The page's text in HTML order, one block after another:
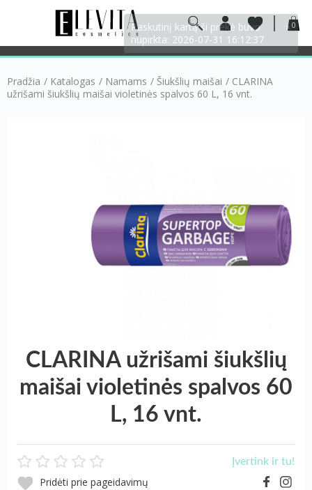
0
Pradžia / Katalogas / Namams / Šiukšlių maišai / CLARINA
užrišami šiukšlių maišai violetinės spalvos 60 L, 16 vnt.
CLARINA užrišami šiukšlių
maišai violetinės spalvos 60
L, 16 vnt.
Įvertink ir tu!
Pridėti prie pageidavimų